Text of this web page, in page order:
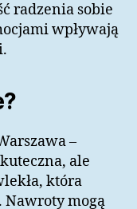
radzenia sobie
wpływają
–
ale
która
Nawroty mogą